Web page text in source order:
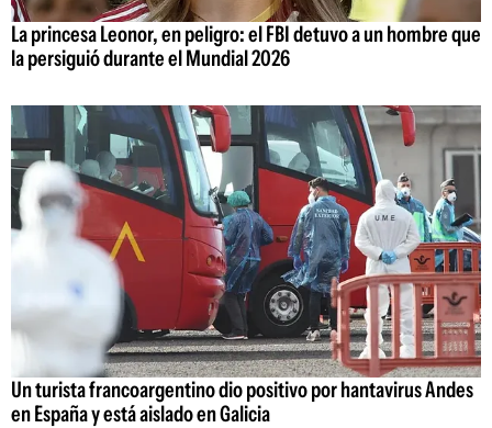
La princesa Leonor, en peligro: el FBI detuvo a un hombre que
la persiguió durante el Mundial 2026
Un turista francoargentino dio positivo por hantavirus Andes
en España y está aislado en Galicia